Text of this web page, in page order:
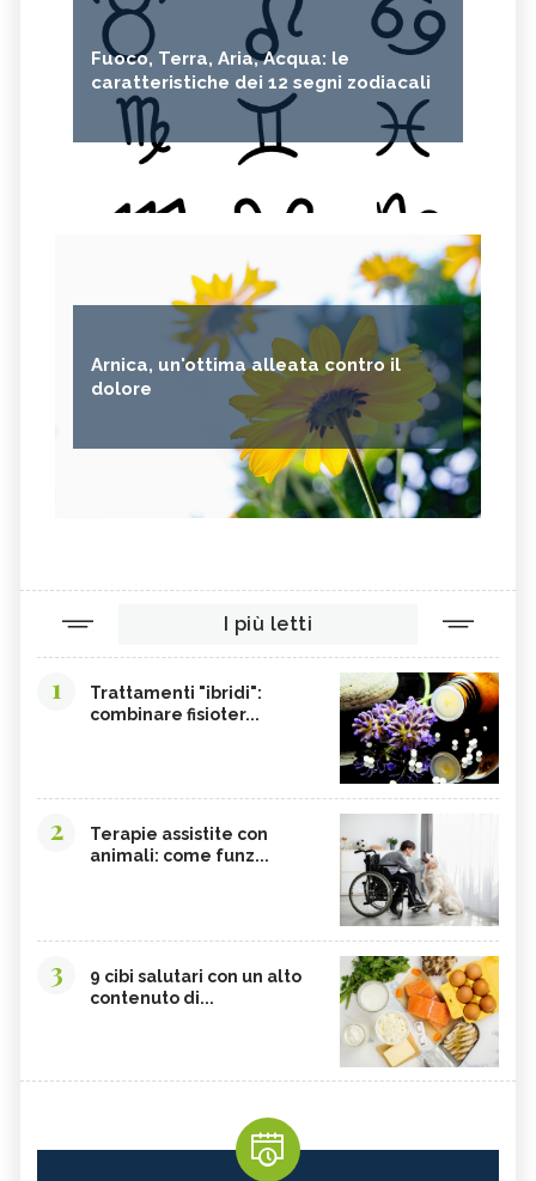
Fuoco, Terra, Aria, Acqua: le
caratteristiche dei 12 segni zodiacali
Arnica, un'ottima alleata contro il
dolore
I più letti
1
Trattamenti "ibridi":
combinare fisioter...
2
Terapie assistite con
animali: come funz...
3
9 cibi salutari con un alto
contenuto di...